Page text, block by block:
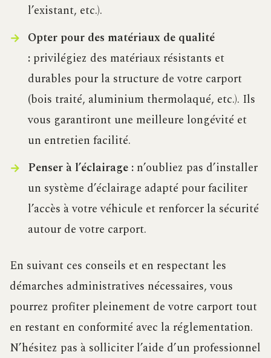
l’existant, etc.).
Opter pour des matériaux de qualité
:privilégiez des matériaux résistants et
durables pour la structure de votre carport
(bois traité, aluminium thermolaqué, etc.). Ils
vous garantiront une meilleure longévité et
un entretien facilité.
Penser à l’éclairage :n’oubliez pas d’installer
un système d’éclairage adapté pour faciliter
l’accès à votre véhicule et renforcer la sécurité
autour de votre carport.
En suivant ces conseils et en respectant les
démarches administratives nécessaires, vous
pourrez profiter pleinement de votre carport tout
en restant en conformité avec la réglementation.
N’hésitez pas à solliciter l’aide d’un professionnel